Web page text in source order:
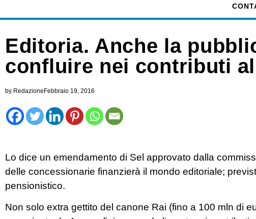
Editoria. Anche la
confluire nei contributi
by Redazione Febbraio 19, 2016
Lo dice un emendamento di Sel approvato dalla
delle concessionarie finanzierà il mondo editoriale;
pensionistico.
Non solo extra gettito del canone Rai (fino a 100 mln di